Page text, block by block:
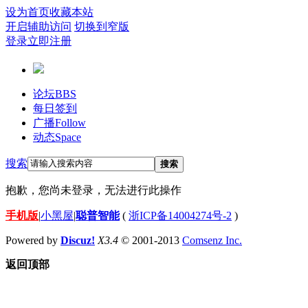
设为首页收藏本站
开启辅助访问 切换到窄版
登录立即注册
论坛BBS
每日签到
广播Follow
动态Space
搜索 搜索
抱歉，您尚未登录，无法进行此操作
手机版|小黑屋|聪普智能( 浙ICP备14004274号-2 )
Powered by Discuz! X3.4 © 2001-2013 Comsenz Inc.
返回顶部